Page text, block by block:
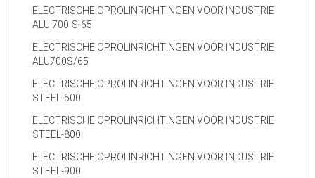
ELECTRISCHE OPROLINRICHTINGEN VOOR INDUSTRIE
ALU 700-S-65
ELECTRISCHE OPROLINRICHTINGEN VOOR INDUSTRIE
ALU700S/65
ELECTRISCHE OPROLINRICHTINGEN VOOR INDUSTRIE
STEEL-500
ELECTRISCHE OPROLINRICHTINGEN VOOR INDUSTRIE
STEEL-800
ELECTRISCHE OPROLINRICHTINGEN VOOR INDUSTRIE
STEEL-900